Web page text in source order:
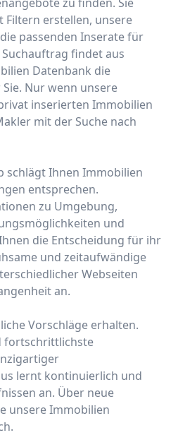
Filtern erstellen, unsere
passenden Inserate für
findet aus
Datenbank die
Nur wenn unsere
inserierten Immobilien
mit der Suche nach
schlägt Ihnen Immobilien
entsprechen.
zu Umgebung,
und
die Entscheidung für ihr
und zeitaufwändige
Webseiten
an.
Vorschläge erhalten.
fortschrittlichste
lernt kontinuierlich und
an. Über neue
unsere Immobilien